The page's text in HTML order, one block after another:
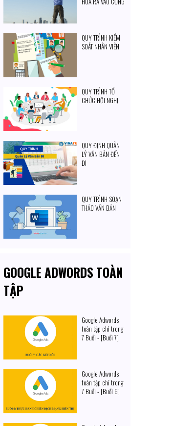
QUY TRÌNH KIỂM
SOÁT NHÂN VIÊN
QUY TRÌNH TỔ
CHỨC HỘI NGHỊ
QUY ĐỊNH QUẢN
LÝ VĂN BẢN ĐẾN
ĐI
QUY TRÌNH SOẠN
THẢO VĂN BẢN
GOOGLE ADWORDS TOÀN
TẬP
Google Adwords
toàn tập chỉ trong
7 Buổi - [Buổi 7]
Google Adwords
toàn tập chỉ trong
7 Buổi - [Buổi 6]